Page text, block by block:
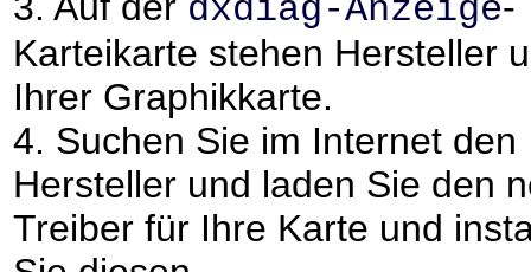
dxdiag-Anzeige
Karteikarte stehen Hersteller
Ihrer Graphikkarte.
4. Suchen Sie im Internet den
Hersteller und laden Sie den
Treiber für Ihre Karte und